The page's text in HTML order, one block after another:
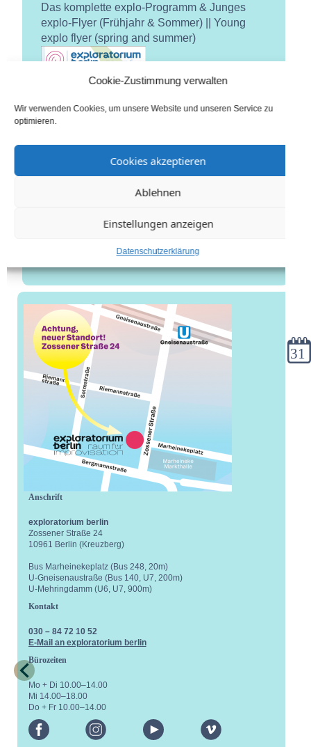
Cookie-Zustimmung verwalten
Wir verwenden Cookies, um unsere Website und unseren Service zu
optimieren.
Cookies akzeptieren
Ablehnen
Einstellungen anzeigen
Datenschutzerklärung
Das komplette explo-Programm & Junges
explo-Flyer (Frühjahr & Sommer) || Young
explo flyer (spring and summer)
Anschrift
exploratorium berlin
Zossener Straße 24
10961 Berlin (Kreuzberg)
Bus Marheinekeplatz (Bus 248, 20m)
U-Gneisenaustraße (Bus 140, U7, 200m)
U-Mehringdamm (U6, U7, 900m)
Kontakt
030 – 84 72 10 52
E-Mail an exploratorium berlin
Bürozeiten
Mo + Di 10.00–14.00
Mi 14.00–18.00
Do + Fr 10.00–14.00
facebook
instagram youtube vimeo